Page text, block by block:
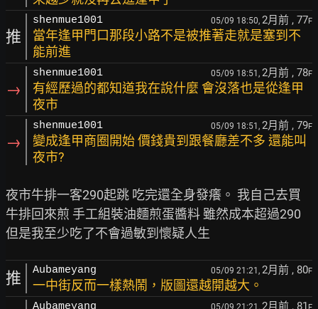
推
shenmue1001 05/09 18:50, 2月前 , 77F
當年逢甲門口那段小路不是被推著走就是塞到不
能前進
→
shenmue1001 05/09 18:51, 2月前 , 78F
有經歷過的都知道我在說什麼 會沒落也是從逢甲
夜市
→
shenmue1001 05/09 18:51, 2月前 , 79F
變成逢甲商圈開始 價錢貴到跟餐廳差不多 還能叫
夜市?
夜市牛排一客290起跳 吃完還全身發癢。 我自己去買
牛排回來煎 手工組裝油麵煎蛋醬料 雖然成本超過290
推 Aubameyang 05/09 21:21, 2月前 , 80F
一中街反而一樣熱鬧，版圖還越開越大。
Aubameyang 05/09 21:21, 2月前 , 81